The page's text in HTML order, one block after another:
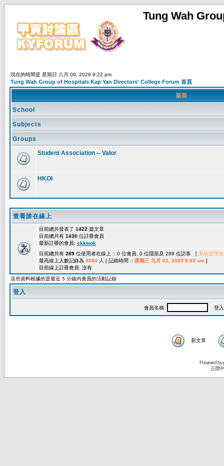
Tung Wah
現在的時間是 星期日 八月 09, 2026 9:22 pm
Tung Wah Group of Hospitals Kap Yan Directors' College Forum 首頁
版面
School
Subjects
Groups
Student Association -- Valor
HKOI
查看誰在線上
目前總共發表了 1422 篇文章
目前總共有 1430 位註冊會員
最新註冊的會員: ckkwok
目前總共有 289 位使用者在線上 :: 0 位會員, 0 位隱形及 289 位訪客 [ 系統管理員
最高線上人數記錄為 3084 人 [ 記錄時間 :: 星期三 九月 03, 2025 8:03 am ]
目前線上註冊會員: 沒有
這些資料根據的是最近 5 分鐘內會員的活動記錄
登入
會員名稱: 登入
新文章
Powered by
正體